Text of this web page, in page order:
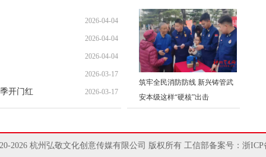
2026-04-04
15:53:05
2026-04-04
15:28:29
2026-04-04
15:18:08
2026-03-17
16:15:19
开门红 2026-03-17
16:11:38
交付
筑牢全民消防防线 新兴铸管武
安本级这样“硬核”出击
2026 杭州弘敬文化创意传媒有限公司 版权所有 工信部备案号：浙ICP